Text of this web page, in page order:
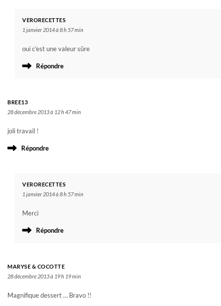
VERORECETTES
1 janvier 2014 à 8 h 57 min
oui c’est une valeur sûre
Répondre
BREE13
28 décembre 2013 à 12 h 47 min
joli travail !
Répondre
VERORECETTES
1 janvier 2014 à 8 h 57 min
Merci
Répondre
MARYSE & COCOTTE
28 décembre 2013 à 19 h 19 min
Magnifique dessert … Bravo !!